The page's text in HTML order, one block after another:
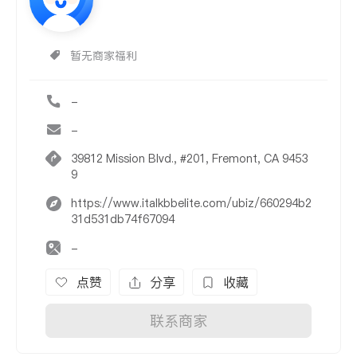
暂无商家福利
-
-
39812 Mission Blvd., #201, Fremont, CA 9453
9
https://www.italkbbelite.com/ubiz/660294b2
31d531db74f67094
-
点赞 分享 收藏
联系商家